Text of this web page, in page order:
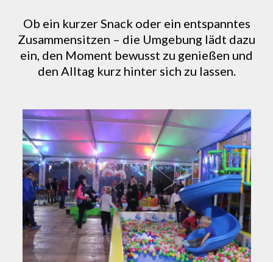
Ob ein kurzer Snack oder ein entspanntes
Zusammensitzen – die Umgebung lädt dazu
ein, den Moment bewusst zu genießen und
den Alltag kurz hinter sich zu lassen.